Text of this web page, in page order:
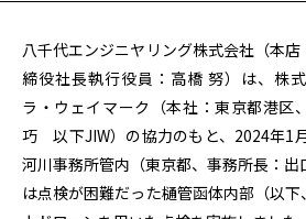
八千代エンジニヤリング株式会社（本
締役社長執行役員：高橋 努）は、株
ラ・ウェイマーク（本社：東京都港区
巧 以下JIW）の協力のもと、2024年1
河川事務所管内（東京都、事務所長：出
は点検が困難だった樋管函体内部（以